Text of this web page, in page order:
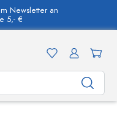
Newsletter an
5,- €